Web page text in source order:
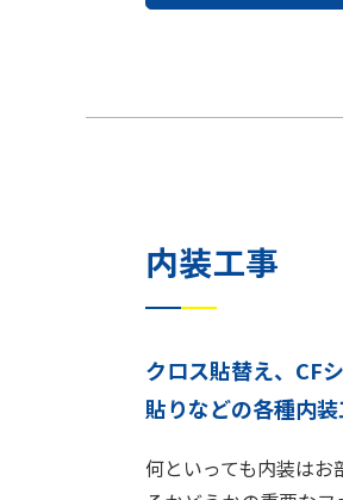
内装工事
クロス貼替え、CF
貼りなどの各種内装
何といっても内装は